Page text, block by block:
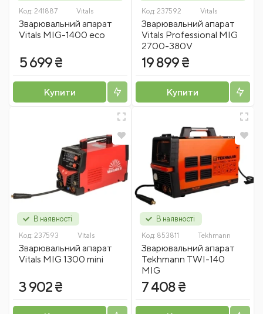
Код: 241887 Vitals
Зварювальний апарат
Vitals MIG-1400 есо
5 699 ₴
Купити
Код: 237592 Vitals
Зварювальний апарат
Vitals Professional MIG
2700-380V
19 899 ₴
Купити
В наявності
Код: 237593 Vitals
Зварювальний апарат
Vitals MIG 1300 mini
3 902 ₴
В наявності
Код: 853811 Tekhmann
Зварювальний апарат
Tekhmann TWI-140
MIG
7 408 ₴